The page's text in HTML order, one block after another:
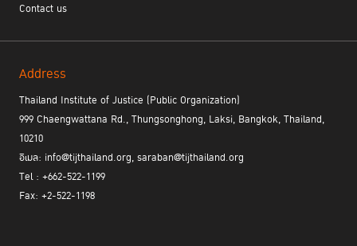
Contact us
Address
Thailand Institute of Justice (Public Organization)
999 Chaengwattana Rd., Thungsonghong, Laksi, Bangkok, Thailand,
10210
อีเมล: info@tijthailand.org, saraban@tijthailand.org
Tel : +662-522-1199
Fax: +2-522-1198